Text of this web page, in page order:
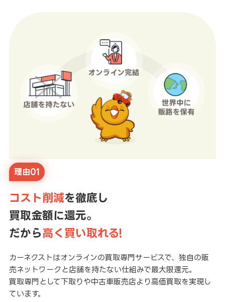
理由01
コスト削減を徹底し
買取金額に還元。
だから高く買い取れる!
カーネクストはオンラインの買取専門サービスで、独自の販
売ネットワークと店舗を持たない仕組みで最大限還元。
買取専門として下取りや中古車販売店より高価買取を実現し
ています。